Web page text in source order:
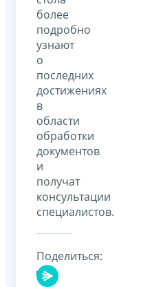
более
подробно
узнают
о
последних
достижениях
в
области
обработки
документов
и
получат
консультации
специалистов.
Поделиться: